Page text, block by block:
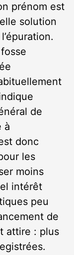
prénom est
solution
de
à
donc
les
moins
intérêt
peu
de
attire : plus